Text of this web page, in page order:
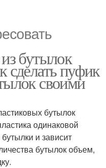
бутылок
сделать пуфик
своими
бутылок
одинаковой
и зависит
бутылок объем,